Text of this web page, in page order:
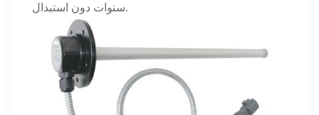
سنوات دون استبدال.